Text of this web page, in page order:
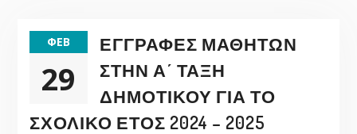
ΦΕΒ
29
ΕΓΓΡΑΦΈΣ ΜΑΘΗΤΏΝ
ΣΤΗΝ Α΄ ΤΆΞΗ
ΔΗΜΟΤΙΚΟΎ ΓΙΑ ΤΟ
ΣΧΟΛΙΚΌ ΈΤΟΣ 2024 – 2025